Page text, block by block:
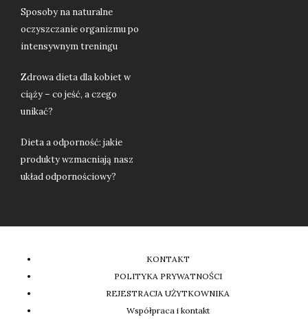
Sposoby na naturalne
oczyszczanie organizmu po
intensywnym treningu
Zdrowa dieta dla kobiet w
ciąży – co jeść, a czego
unikać?
Dieta a odporność: jakie
produkty wzmacniają nasz
układ odpornościowy?
KONTAKT
POLITYKA PRYWATNOŚCI
REJESTRACJA UŻYTKOWNIKA
Współpraca i kontakt